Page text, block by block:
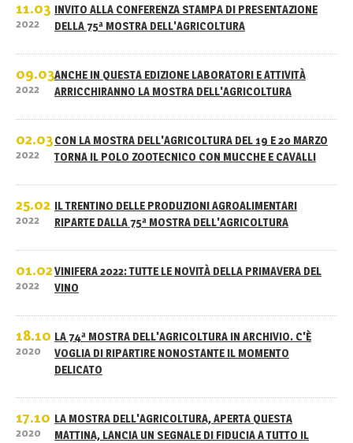
11.03
2022
INVITO ALLA CONFERENZA STAMPA DI PRESENTAZIONE
DELLA 75ª MOSTRA DELL'AGRICOLTURA
09.03
2022
ANCHE IN QUESTA EDIZIONE LABORATORI E ATTIVITÀ
ARRICCHIRANNO LA MOSTRA DELL'AGRICOLTURA
02.03
2022
CON LA MOSTRA DELL'AGRICOLTURA DEL 19 E 20 MARZO
TORNA IL POLO ZOOTECNICO CON MUCCHE E CAVALLI
25.02
2022
IL TRENTINO DELLE PRODUZIONI AGROALIMENTARI
RIPARTE DALLA 75ª MOSTRA DELL'AGRICOLTURA
01.02
2022
VINIFERA 2022: TUTTE LE NOVITÀ DELLA PRIMAVERA DEL
VINO
18.10
2020
LA 74ª MOSTRA DELL'AGRICOLTURA IN ARCHIVIO. C'È
VOGLIA DI RIPARTIRE NONOSTANTE IL MOMENTO
DELICATO
17.10
2020
LA MOSTRA DELL'AGRICOLTURA, APERTA QUESTA
MATTINA, LANCIA UN SEGNALE DI FIDUCIA A TUTTO IL